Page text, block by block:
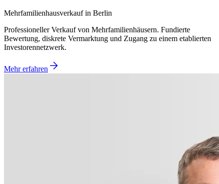
Mehrfamilienhausverkauf in Berlin
Professioneller Verkauf von Mehrfamilienhäusern. Fundierte
Bewertung, diskrete Vermarktung und Zugang zu einem etablierten
Investorennetzwerk.
Mehr erfahren